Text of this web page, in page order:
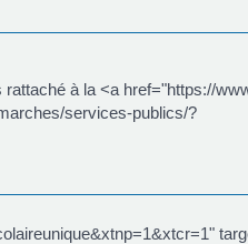
à la <a href="https://
services-publics/?